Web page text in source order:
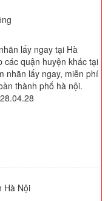
lấy ngay tại Hà
các quận huyện khác tại
nhãn lấy ngay, miễn phí
thành phố hà nội.
Hà Nội